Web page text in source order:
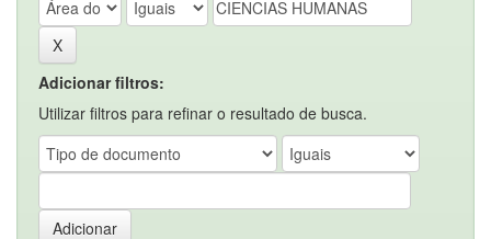
Adicionar filtros:
Utilizar filtros para refinar o resultado de busca.